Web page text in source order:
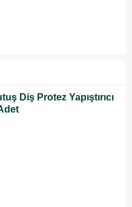
Diş Protez Yapıştırıcı